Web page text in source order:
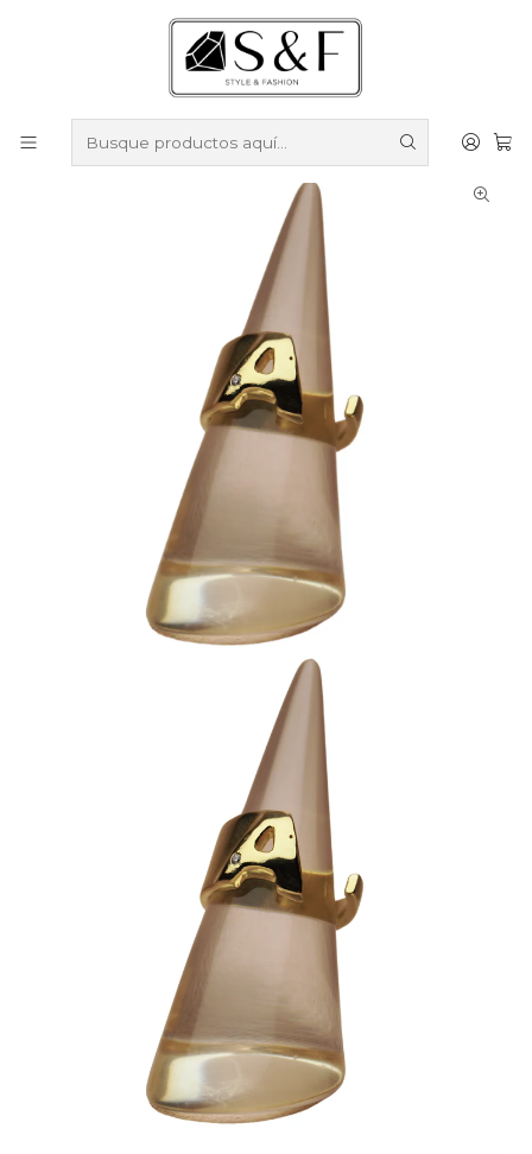
Compra sobre $50.000 en productos y obtén un 40% de
Despacho gratis por compras sobre $100.000
Anillos
Anillos Enchapados en Oro
Anillo Ana letras enchape oro